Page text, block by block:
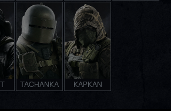
TACHANKA KAPKAN